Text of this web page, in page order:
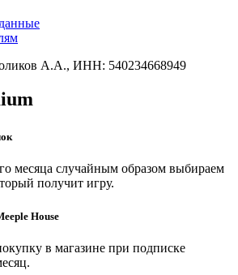
А.А., ИНН: 540234668949
месяца случайным образом выбираем
получит игру.
House
в магазине при подписке